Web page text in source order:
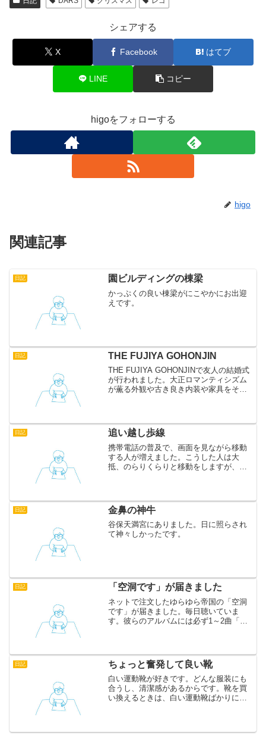
シェアする
X Facebook はてブ
LINE コピー
higoをフォローする
higo
関連記事
日記 園ビルディングの棟梁
かっぷくの良い棟梁がにこやかにお出迎
えです。
日記 THE FUJIYA GOHONJIN
THE FUJIYA GOHONJINで友人の結婚式
が行われました。大正ロマンティシズム
が薫る外観や古き良き内装や家具をその
いて...
日記 追い越し歩線
携帯電話の普及で、画面を見ながら移動
する人が増えました。こうした人は大
抵、のらりくらりと移動をしますが、交
地に向かって急いで移動し...
日記 金鼻の神牛
谷保天満宮にありました。日に照らされ
て神々しかったです。
日記 「空洞です」が届きました
ネットで注文したゆらゆら帝国の「空洞
です」が届きました。毎日聴いていま
す。彼らのアルバムには必ず1～2曲「な
などの和楽器をバックに次の...
日記 ちょっと奮発して良い靴
白い運動靴が好きです。どんな服装にも
合うし、清潔感があるからです。靴を買
い換えるときは、白い運動靴ばかりに目
MUNSTER（ミュンスタ...